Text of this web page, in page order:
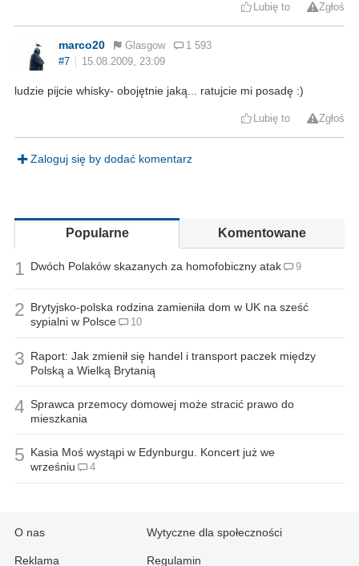
Lubię to Zgłoś
marco20 Glasgow
1 593
#7
15.08.2009, 23:09
ludzie pijcie whisky- obojętnie jaką... ratujcie mi posadę :)
Lubię to Zgłoś
Zaloguj się by dodać komentarz
Popularne Komentowane
1 Dwóch Polaków skazanych za homofobiczny atak 9
2 Brytyjsko-polska rodzina zamieniła dom w UK na sześć
sypialni w Polsce
10
3 Raport: Jak zmienił się handel i transport paczek między
Polską a Wielką Brytanią
4 Sprawca przemocy domowej może stracić prawo do
mieszkania
5 Kasia Moś wystąpi w Edynburgu. Koncert już we
wrześniu
4
O nas
Reklama
Wytyczne dla społeczności
Regulamin